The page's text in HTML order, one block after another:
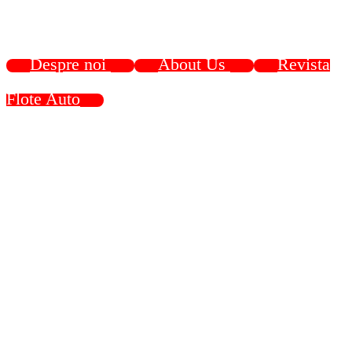
Despre noi About Us
Revista
Flote Auto